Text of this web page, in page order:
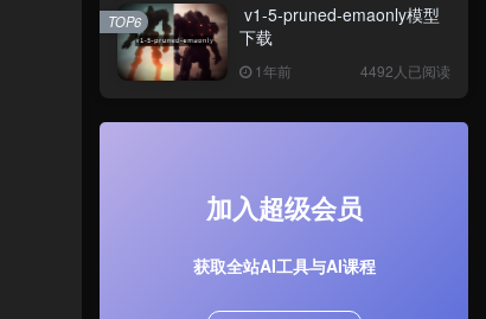
v1-5-pruned-emaonly模型
下载
1年前 4492人已阅读
TOP6
加入超级会员
获取全站AI工具与AI课程